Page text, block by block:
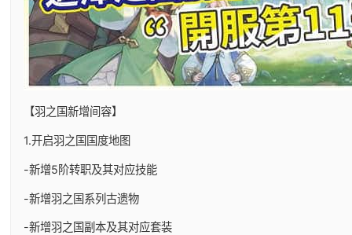
【羽之国新增间容】
1.开启羽之国国度地图
-新增5阶转职及其对应技能
-新增羽之国系列古遗物
-新增羽之国副本及其对应套装